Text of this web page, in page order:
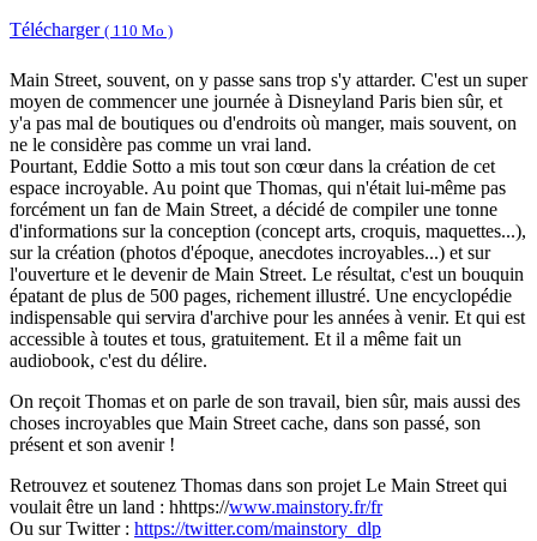
Télécharger ( 110 Mo )
Main Street, souvent, on y passe sans trop s'y attarder. C'est un super
moyen de commencer une journée à Disneyland Paris bien sûr, et
y'a pas mal de boutiques ou d'endroits où manger, mais souvent, on
ne le considère pas comme un vrai land.
Pourtant, Eddie Sotto a mis tout son cœur dans la création de cet
espace incroyable. Au point que Thomas, qui n'était lui-même pas
forcément un fan de Main Street, a décidé de compiler une tonne
d'informations sur la conception (concept arts, croquis, maquettes...),
sur la création (photos d'époque, anecdotes incroyables...) et sur
l'ouverture et le devenir de Main Street. Le résultat, c'est un bouquin
épatant de plus de 500 pages, richement illustré. Une encyclopédie
indispensable qui servira d'archive pour les années à venir. Et qui est
accessible à toutes et tous, gratuitement. Et il a même fait un
audiobook, c'est du délire.
On reçoit Thomas et on parle de son travail, bien sûr, mais aussi des
choses incroyables que Main Street cache, dans son passé, son
présent et son avenir !
Retrouvez et soutenez Thomas dans son projet Le Main Street qui
voulait être un land : hhttps://www.mainstory.fr/fr
Ou sur Twitter : https://twitter.com/mainstory_dlp